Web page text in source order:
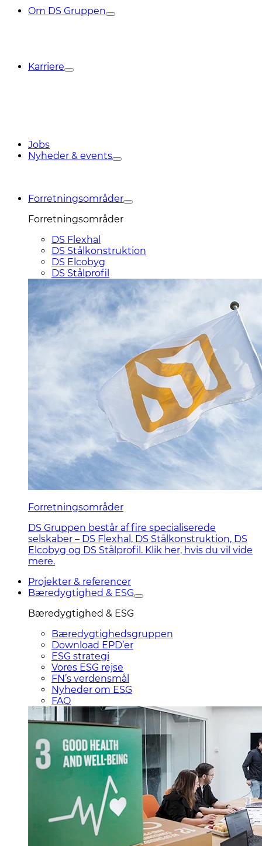
Om DS Gruppen
Karriere
Jobs
Nyheder & events
Forretningsområder
Forretningsområder
DS Flexhal
DS Stålkonstruktion
DS Elcobyg
DS Stålprofil
Forretningsområder
DS Gruppen består af fire specialiserede
selskaber – DS Flexhal, DS Stålkonstruktion, DS
Elcobyg og DS Stålprofil. Klik her, hvis du vil vide
mere.
Projekter & referencer
Bæredygtighed & ESG
Bæredygtighed & ESG
Bæredygtighedsgruppen
Download EPD’er
ESG strategi
Vores ESG rejse
FN’s verdensmål
Nyheder om ESG
FAQ